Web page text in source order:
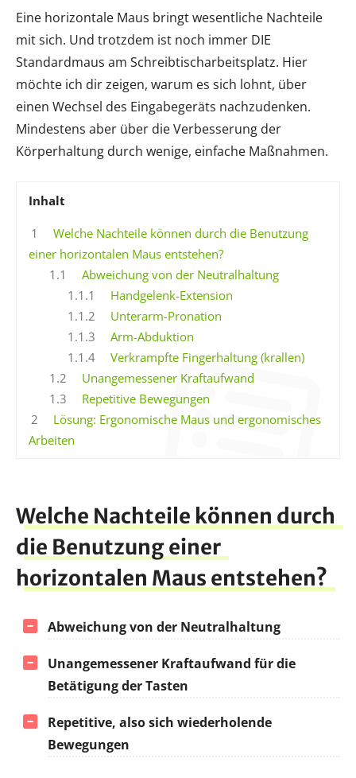
Eine horizontale Maus bringt wesentliche Nachteile
mit sich. Und trotzdem ist noch immer DIE
Standardmaus am Schreibtischarbeitsplatz. Hier
möchte ich dir zeigen, warum es sich lohnt, über
einen Wechsel des Eingabegeräts nachzudenken.
Mindestens aber über die Verbesserung der
Körperhaltung durch wenige, einfache Maßnahmen.
Inhalt
1
Welche Nachteile können durch die Benutzung
einer horizontalen Maus entstehen?
1.1
Abweichung von der Neutralhaltung
1.1.1
Handgelenk-Extension
1.1.2
Unterarm-Pronation
1.1.3
Arm-Abduktion
1.1.4
Verkrampfte Fingerhaltung (krallen)
1.2
Unangemessener Kraftaufwand
1.3
Repetitive Bewegungen
2
Lösung: Ergonomische Maus und ergonomisches
Arbeiten
Welche Nachteile können durch
die Benutzung einer
horizontalen Maus entstehen?
Abweichung von der Neutralhaltung
Unangemessener Kraftaufwand für die
Betätigung der Tasten
Repetitive, also sich wiederholende
Bewegungen